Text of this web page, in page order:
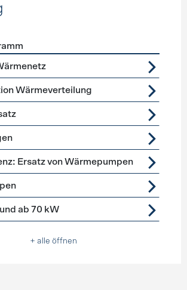
Wärmeverteilung
Ersatz von Wärmepumpen
ab 70 kW
+ alle öffnen